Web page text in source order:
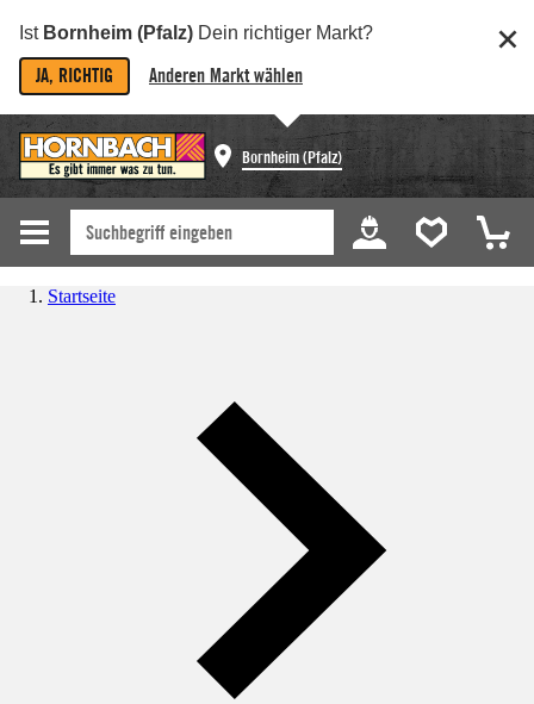
Ist Bornheim (Pfalz) Dein richtiger Markt?
JA, RICHTIG Anderen Markt wählen
Bornheim (Pfalz)
Startseite